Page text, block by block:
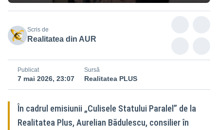
Scris de
Realitatea din AUR
Publicat
7 mai 2026, 23:07
Sursă
Realitatea PLUS
În cadrul emisiunii „Culisele Statului Paralel” de la
Realitatea Plus, Aurelian Bădulescu, consilier în